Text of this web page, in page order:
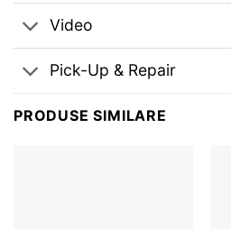
Video
Pick-Up & Repair
PRODUSE SIMILARE